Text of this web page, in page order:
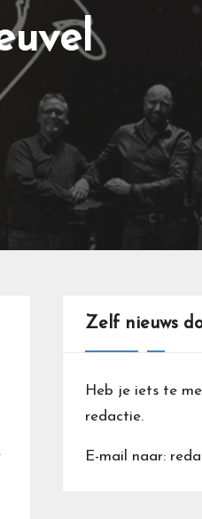
Zelf nieuws
Heb je iets te
redactie.
E-mail naar: